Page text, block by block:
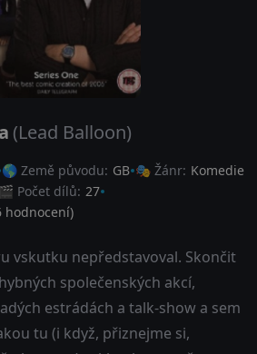
(Lead Balloon)
🌎 Země původu: GB 🎭 Žánr: Komedie
🎬 Počet dílů: 27
hodnocení)
vskutku nepředstavoval. Skončit
společenských akcí,
estrádách a talk-show a sem
tu (i když, přiznejme si,